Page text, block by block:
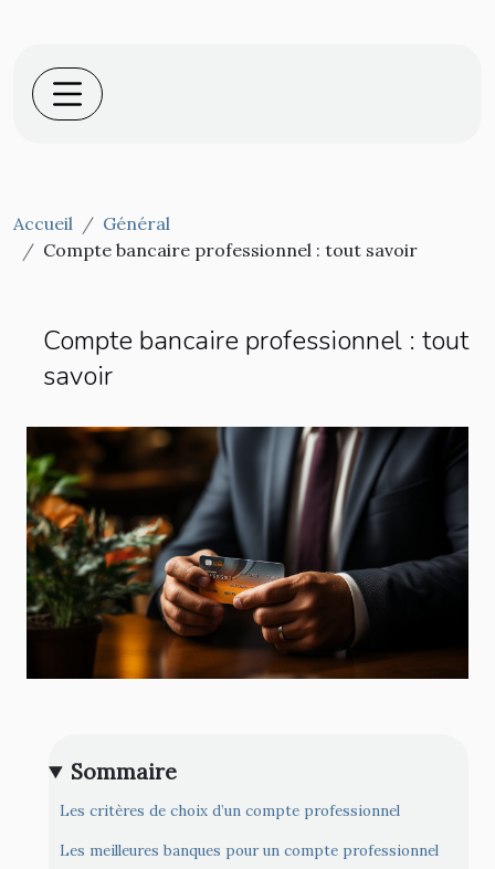
Accueil
Général
Compte bancaire professionnel : tout savoir
Compte bancaire professionnel : tout
savoir
Sommaire
Les critères de choix d’un compte professionnel
Les meilleures banques pour un compte professionnel